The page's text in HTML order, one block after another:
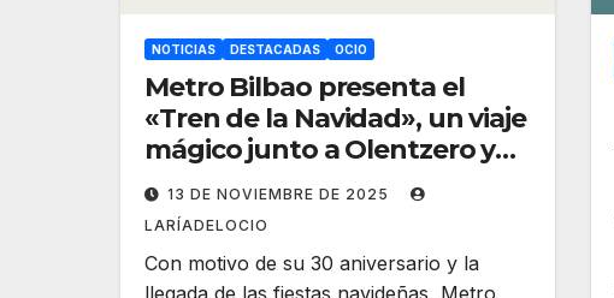
NOTICIAS DESTACADAS OCIO
Metro Bilbao presenta el
«Tren de la Navidad», un viaje
mágico junto a Olentzero y
Mari Domingi
13 DE NOVIEMBRE DE 2025
LARÍADELOCIO
Con motivo de su 30 aniversario y la
llegada de las fiestas navideñas, Metro